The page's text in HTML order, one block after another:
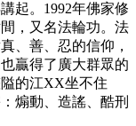
起。1992年佛家修
，又名法輪功。法
、善、忍的信仰，
贏得了廣大群眾的
的江XX坐不住
煽動、造謠、酷刑